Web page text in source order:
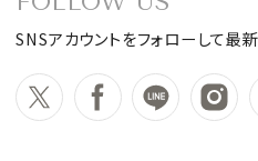
SNSアカウントをフォローして最